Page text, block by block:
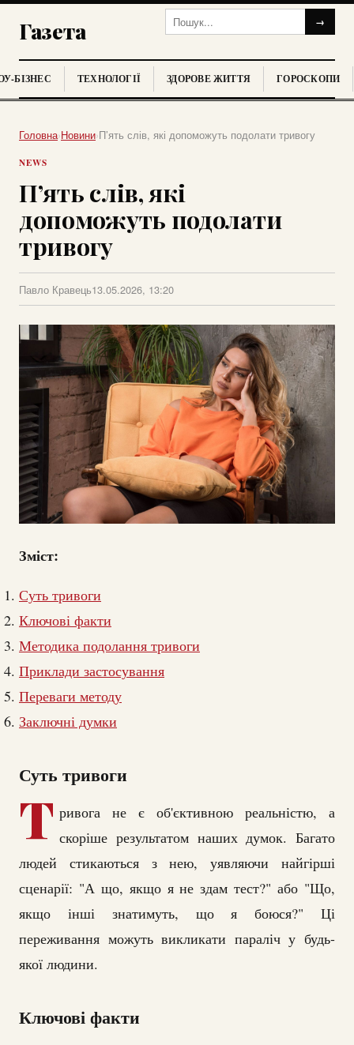
Газета →
БІЗНЕС ТЕХНОЛОГІЇ ЗДОРОВЕ ЖИТТЯ ГОРОСКОПИ
Головна›Новини›П’ять слів, які допоможуть подолати тривогу
NEWS
П’ять слів, які
допоможуть подолати
тривогу
Павло Кравець13.05.2026, 13:20
Зміст:
Суть тривоги
Ключові факти
Методика подолання тривоги
Приклади застосування
Переваги методу
Заключні думки
Суть тривоги
Т ривога не є об'єктивною реальністю, а
скоріше результатом наших думок. Багато
людей стикаються з нею, уявляючи найгірші
сценарії: "А що, якщо я не здам тест?" або "Що,
якщо інші знатимуть, що я боюся?" Ці
переживання можуть викликати параліч у будь-
якої людини.
Ключові факти